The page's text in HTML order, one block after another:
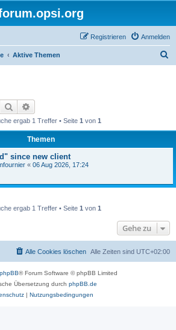
Anmelden
Registrieren
Aktive Themen
Suche
ergab 1 Treffer • Seite 1 von 1
Themen
since new client
« 06 Aug 2026, 17:24
ergab 1 Treffer • Seite 1 von 1
Gehe zu
Alle Zeiten sind UTC+02:00
Alle Cookies löschen
phpBB® Forum Software © phpBB Limited
Übersetzung durch phpBB.de
| Nutzungsbedingungen